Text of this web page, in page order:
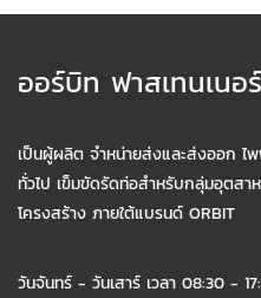
ออร์บิท ฟาสเทนเนอร์
เป็นผู้ผลิต จำหน่ายส่งและส่งออก ไ
ทั่วไป เข็มขัดรัดท่อสำหรับกลุ่มอุตสา
โครงสร้าง ภายใต้แบรนด์ ORBIT
วันจันทร์ - วันเสาร์ เวลา 08:30 -